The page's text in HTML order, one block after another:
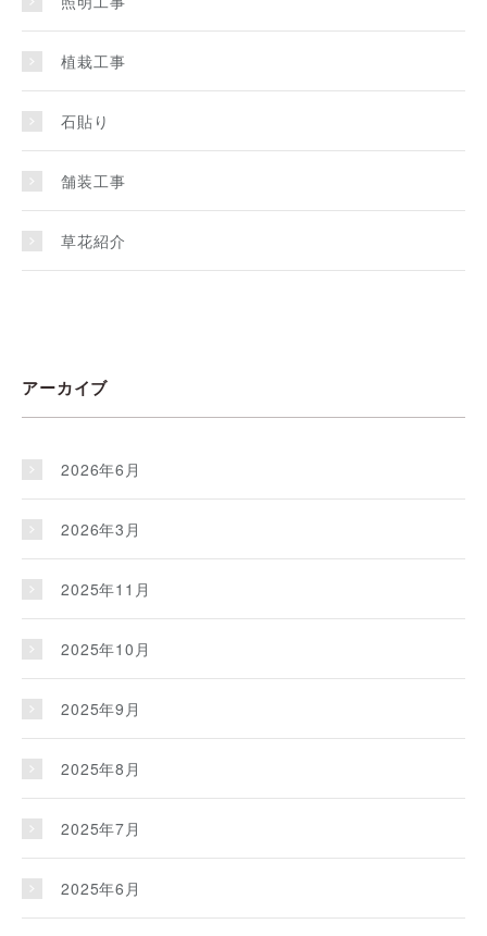
植栽工事
石貼り
舗装工事
草花紹介
アーカイブ
2026年6月
2026年3月
2025年11月
2025年10月
2025年9月
2025年8月
2025年7月
2025年6月